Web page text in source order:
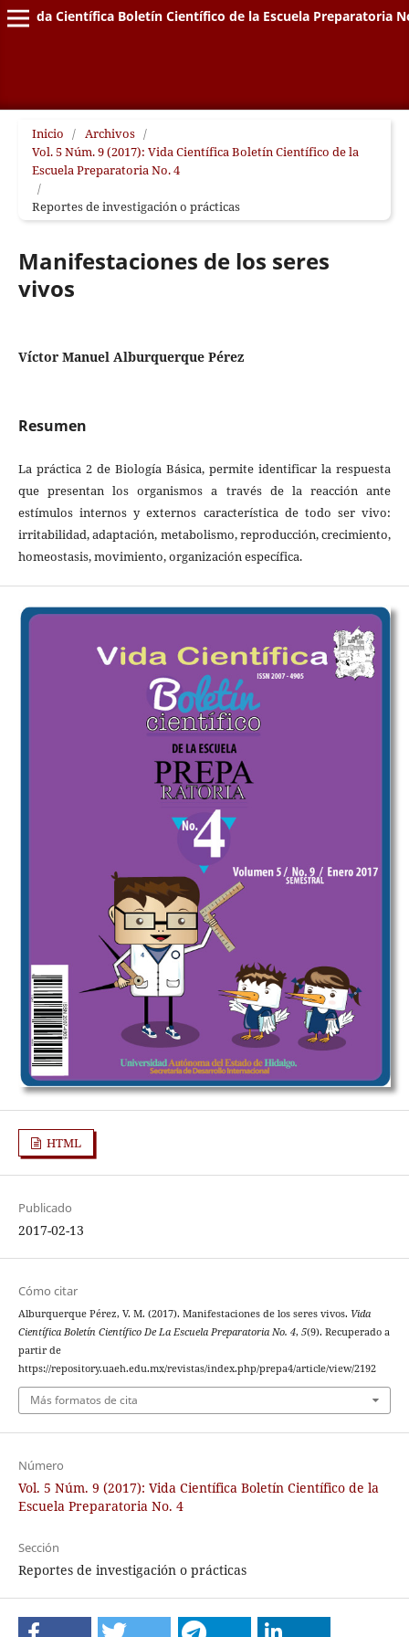
Vida Científica Boletín Científico de la Escuela Preparatoria
Inicio / Archivos /
Vol. 5 Núm. 9 (2017): Vida Científica Boletín Científico de la
Escuela Preparatoria No. 4
/
Reportes de investigación o prácticas
Manifestaciones de los seres
vivos
Víctor Manuel Alburquerque Pérez
Resumen
La práctica 2 de Biología Básica, permite identificar la respuesta
que presentan los organismos a través de la reacción ante
estímulos internos y externos característica de todo ser vivo:
irritabilidad, adaptación, metabolismo, reproducción, crecimiento,
homeostasis, movimiento, organización específica.
HTML
Publicado
2017-02-13
Cómo citar
Alburquerque Pérez, V. M. (2017). Manifestaciones de los seres vivos. Vida
Científica Boletín Científico De La Escuela Preparatoria No. 4, 5(9). Recuperado a
partir de
https://repository.uaeh.edu.mx/revistas/index.php/prepa4/article/view/2192
Más formatos de cita
Número
Vol. 5 Núm. 9 (2017): Vida Científica Boletín Científico de la
Escuela Preparatoria No. 4
Sección
Reportes de investigación o prácticas